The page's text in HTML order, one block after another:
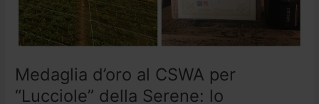
Medaglia d’oro al CSWA per
“Lucciole” della Serene: lo
Serene:
lo
spumante
Consorzio
Agrario